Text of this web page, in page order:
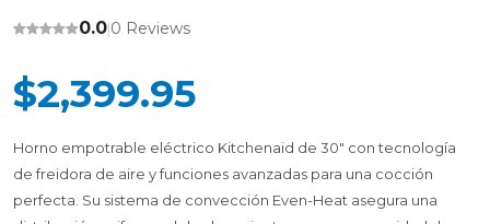
0.0|0 Reviews
$2,399.95
Horno empotrable eléctrico Kitchenaid de 30" con tecnología
de freidora de aire y funciones avanzadas para una cocción
perfecta. Su sistema de convección Even-Heat asegura una